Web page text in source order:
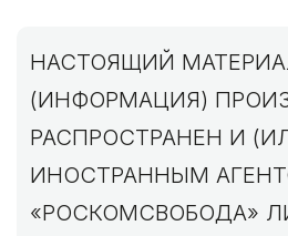
НАСТОЯЩИЙ
(ИНФОРМАЦИЯ)
РАСПРОСТРАНЕН И
ИНОСТРАННЫМ
«РОСКОМСВОБОДА»